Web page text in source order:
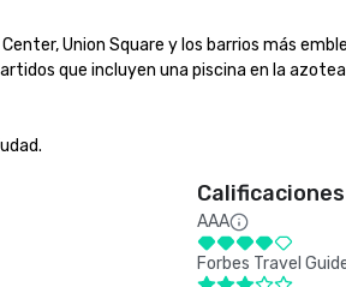
Union Square y los barrios más
que incluyen una piscina en la azotea
AAA
Forbes Travel